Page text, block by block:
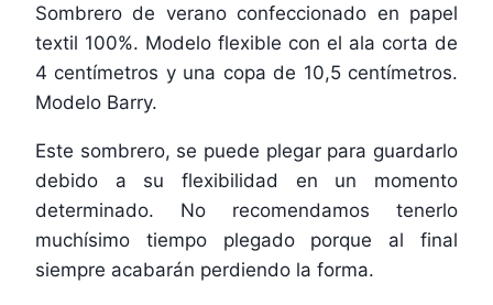
Sombrero de verano confeccionado en papel
textil 100%. Modelo flexible con el ala corta de
4 centímetros y una copa de 10,5 centímetros.
Modelo Barry.
Este sombrero, se puede plegar para guardarlo
debido a su flexibilidad en un momento
determinado. No recomendamos tenerlo
muchísimo tiempo plegado porque al final
siempre acabarán perdiendo la forma.